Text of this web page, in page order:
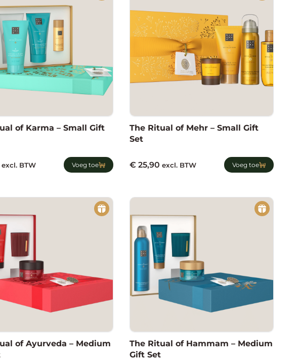
of Karma – Small Gift
Voeg toe
excl. BTW
The Ritual of Mehr – Small Gift
Set
Voeg toe
€25,90 excl. BTW
of Ayurveda – Medium
The Ritual of Hammam – Medium
Gift Set